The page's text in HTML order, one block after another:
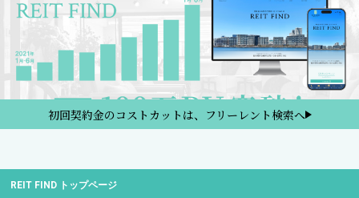
初回契約金のコストカットは、フリーレント検索へ
REIT FIND トップページ